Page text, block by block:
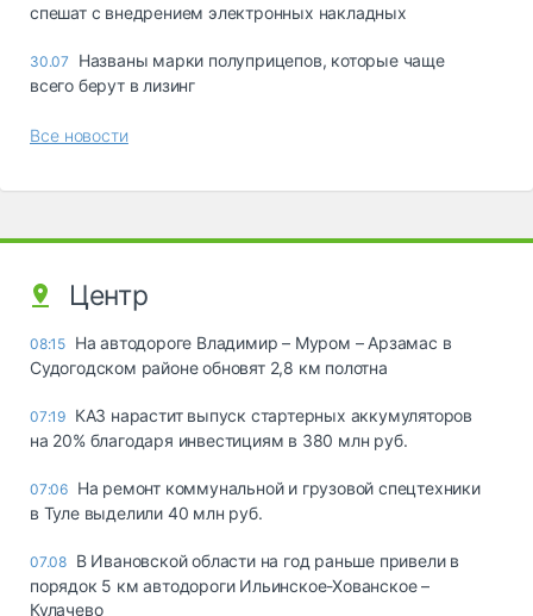
спешат с внедрением электронных накладных
30.07
Названы марки полуприцепов, которые чаще
всего берут в лизинг
Все новости
Центр
08:15 На автодороге Владимир – Муром – Арзамас в
Судогодском районе обновят 2,8 км полотна
07:19 КАЗ нарастит выпуск стартерных аккумуляторов
на 20% благодаря инвестициям в 380 млн руб.
07:06 На ремонт коммунальной и грузовой спецтехники
в Туле выделили 40 млн руб.
07.08 В Ивановской области на год раньше привели в
порядок 5 км автодороги Ильинское-Хованское –
Кулачево